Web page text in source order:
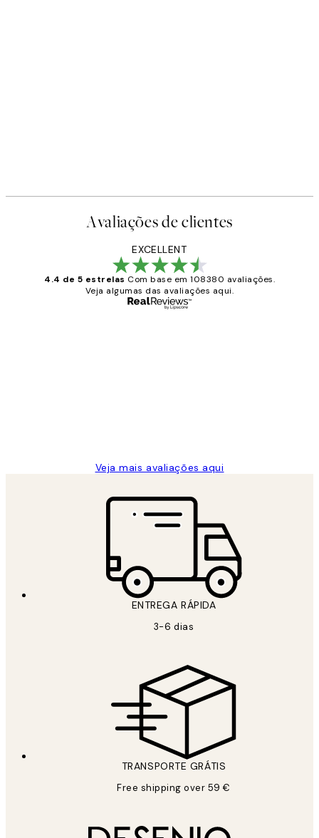
Avaliações de clientes
EXCELLENT
4.4 de 5 estrelas Com base em 108380 avaliações.
Veja algumas das avaliações aqui.
Veja mais avaliações aqui
ENTREGA RÁPIDA
3-6 dias
TRANSPORTE GRÁTIS
Free shipping over 59 €